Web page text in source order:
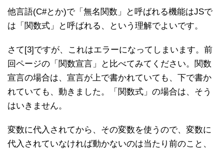
他言語(C#とか)で「無名関数」と呼ばれる機能はJSで
は「関数式」と呼ばれる、という理解でよいです。
さて[3]ですが、これはエラーになってしまいます。前
回ページの「関数宣言」と比べてみてください。関数
宣言の場合は、宣言が上で書かれていても、下で書か
れていても、動きました。「関数式」の場合は、そう
はいきません。
変数に代入されてから、その変数を使うので、変数に
代入されていなければ動かないのは当たり前のこと、